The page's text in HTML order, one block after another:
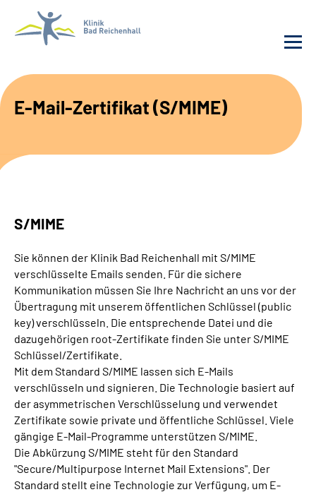
Suche
E-Mail-Zertifikat (S/MIME)
S/MIME
Sie können der Klinik Bad Reichenhall mit S/MIME
verschlüsselte Emails senden. Für die sichere
Kommunikation müssen Sie Ihre Nachricht an uns vor der
Übertragung mit unserem öffentlichen Schlüssel (public
key) verschlüsseln. Die entsprechende Datei und die
dazugehörigen root-Zertifikate finden Sie unter S/MIME
Schlüssel/Zertifikate.
Mit dem Standard S/MIME lassen sich E-Mails
verschlüsseln und signieren. Die Technologie basiert auf
der asymmetrischen Verschlüsselung und verwendet
Zertifikate sowie private und öffentliche Schlüssel. Viele
gängige E-Mail-Programme unterstützen S/MIME.
Die Abkürzung S/MIME steht für den Standard
"Secure/Multipurpose Internet Mail Extensions". Der
Standard stellt eine Technologie zur Verfügung, um E-